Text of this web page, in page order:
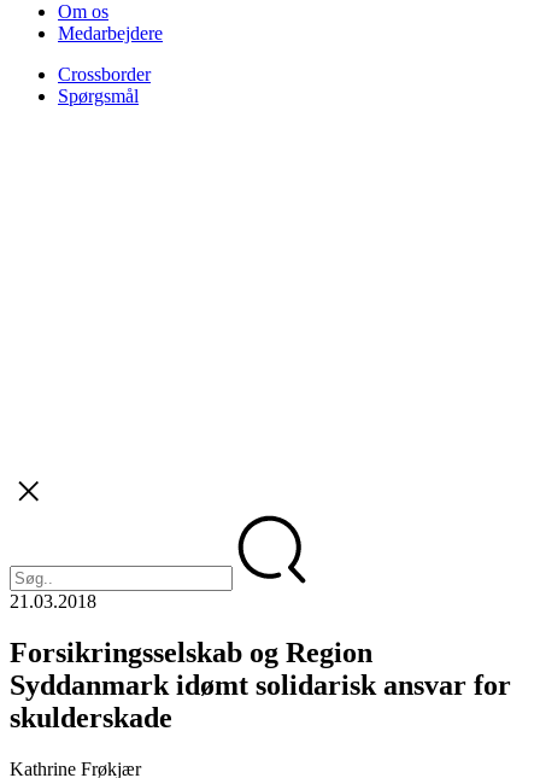
Om os
Medarbejdere
Crossborder
Spørgsmål
21.03.2018
Forsikringsselskab og Region
Syddanmark idømt solidarisk ansvar for
skulderskade
Kathrine Frøkjær